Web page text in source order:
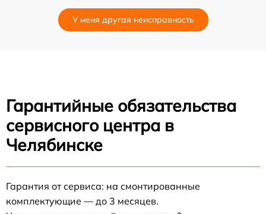
У меня другая неисправность
Гарантийные обязательства
сервисного центра в
Челябинске
Гарантия от сервиса: на смонтированные
комплектующие — до 3 месяцев.